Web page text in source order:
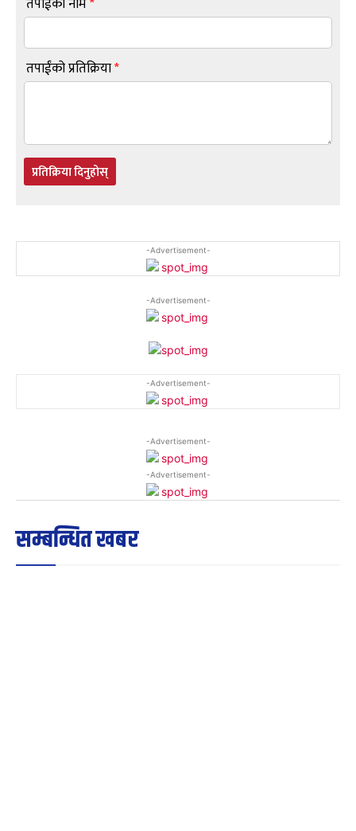
तपाईंको प्रतिक्रिया*
प्रतिक्रिया दिनुहोस्
-Advertisement-
-Advertisement-
-Advertisement-
-Advertisement-
-Advertisement-
सम्बन्धित खबर